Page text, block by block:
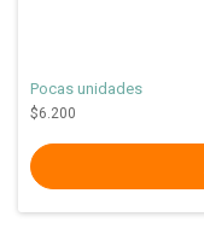
Pocas unidades
$6.200